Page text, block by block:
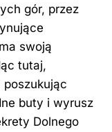
gór, przez
swoją
tutaj,
poszukując
buty i wyrusz
Dolnego